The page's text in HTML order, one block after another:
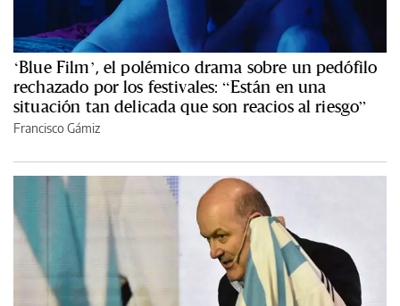
‘Blue Film’, el polémico drama sobre un pedófilo
rechazado por los festivales: “Están en una
situación tan delicada que son reacios al riesgo”
Francisco Gámiz